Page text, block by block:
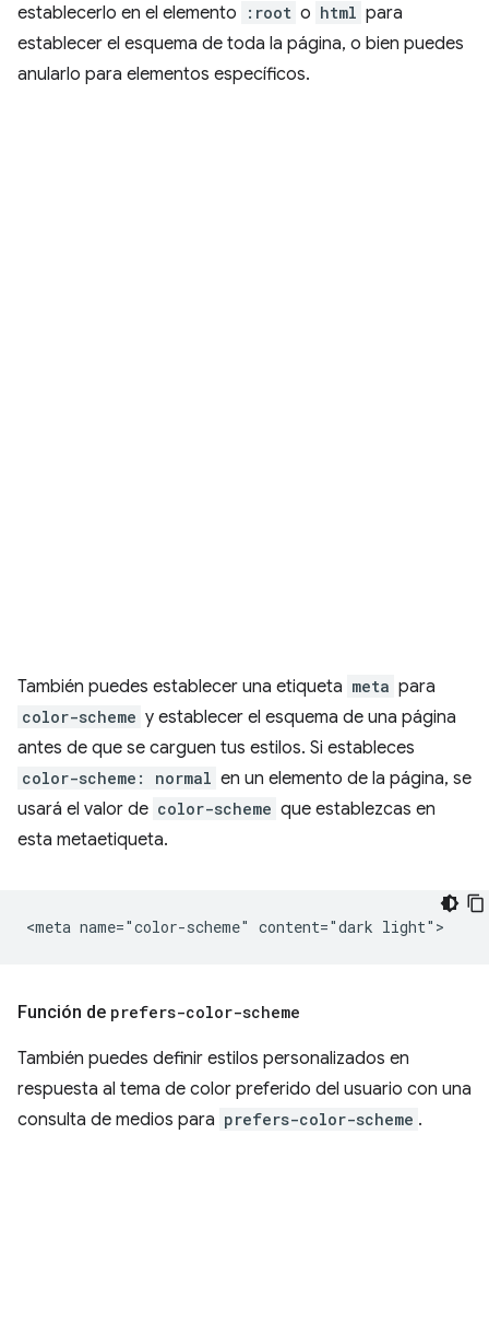
establecerlo en el elemento :root o html para
establecer el esquema de toda la página, o bien puedes
anularlo para elementos específicos.
También puedes establecer una etiqueta meta para
color-scheme y establecer el esquema de una página
antes de que se carguen tus estilos. Si estableces
color-scheme: normal en un elemento de la página, se
usará el valor de color-scheme que establezcas en
esta metaetiqueta.
Función de prefers-color-scheme
También puedes definir estilos personalizados en
respuesta al tema de color preferido del usuario con una
consulta de medios para prefers-color-scheme .